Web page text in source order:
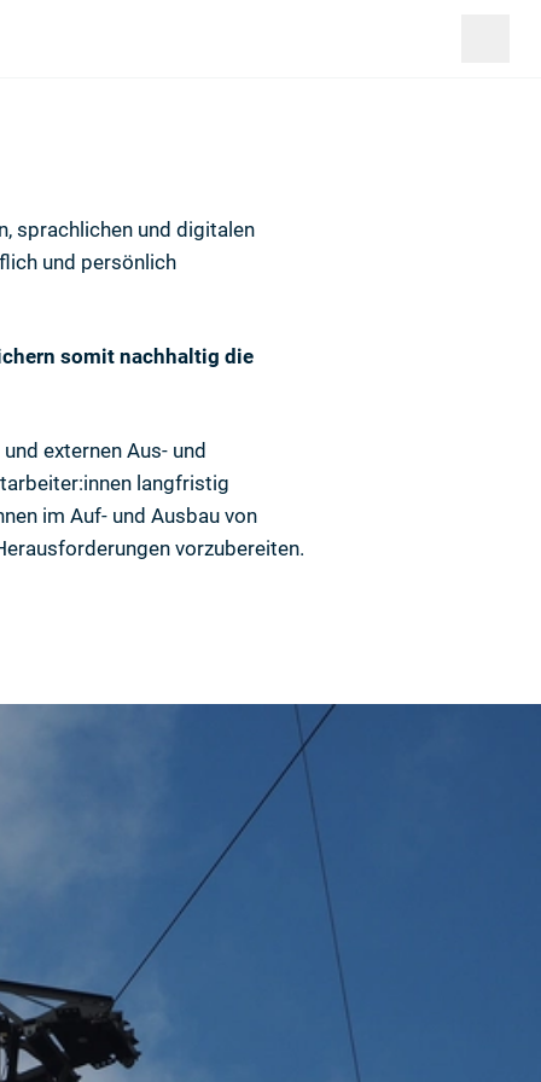
sprachlichen und digitalen
und persönlich
somit nachhaltig die
externen Aus- und
langfristig
im Auf- und Ausbau von
vorzubereiten.